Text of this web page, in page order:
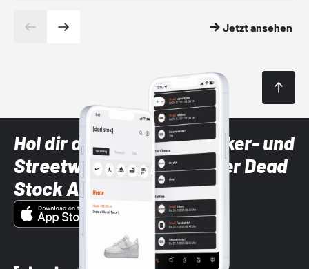
Jetzt ansehen
Hol dir die neuesten Sneaker- und
Streetwear-Brands mit der Dead
Stock App